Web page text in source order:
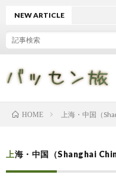
NEW ARTICLE
HOME 上海・中国（
上海・中国（Shanghai